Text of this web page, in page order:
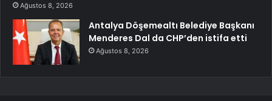
Ağustos 8, 2026
Antalya Döşemealtı Belediye Başkanı
Menderes Dal da CHP’den istifa etti
Ağustos 8, 2026